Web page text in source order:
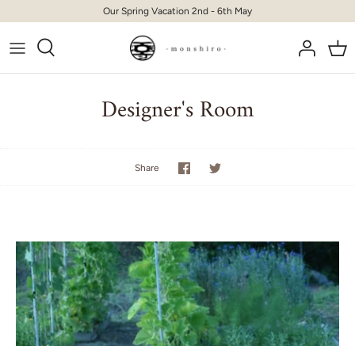
content
Our Spring Vacation 2nd - 6th May
Designer's Room
Share
Share
on
Share